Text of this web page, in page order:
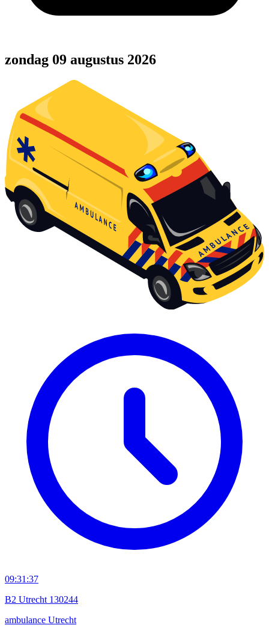
zondag 09 augustus 2026
09:31:37
B2 Utrecht 130244
ambulance Utrecht